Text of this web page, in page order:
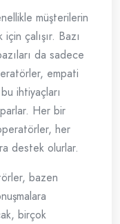
müşterilerin
çalışır. Bazı
da sadece
empati
ihtiyaçları
Her bir
her
destek olurlar.
bazen
birçok